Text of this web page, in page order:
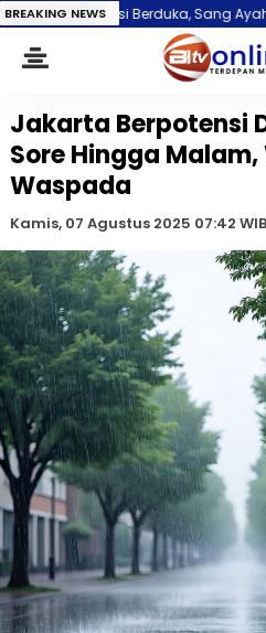
BREAKING NEWS
Berduka, Sang Ayah Jorge Messi
Jakarta Berpotensi
Sore Hingga
Waspada
Kamis, 07 Agustus 2025 07:42 WIB